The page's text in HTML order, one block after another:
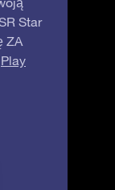
Star
ZA
Play